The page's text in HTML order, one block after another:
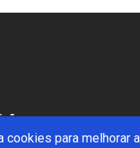
cookies para melhorar